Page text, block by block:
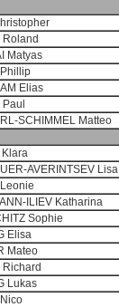
Roland
Matyas
Elias
SCHIMMEL Matteo
Klara
AVERINTSEV Lisa
ILIEV Katharina
Sophie
Elisa
Mateo
Richard
Lukas